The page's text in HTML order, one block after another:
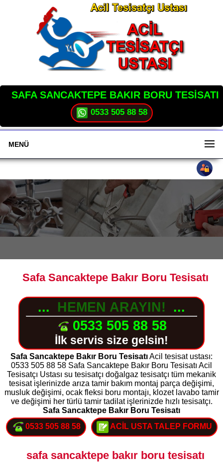
SAFA SANCAKTEPE BAKIR BORU TESİSATI
0533 505 88 58
MENÜ
Safa Sancaktepe Bakır Boru Tesisatı
... HEMEN ARAYIN! ...
0533 505 88 58
İlk servis size gelsin!
Safa Sancaktepe Bakır Boru TesisatıAcil tesisat ustası:
0533 505 88 58 Safa Sancaktepe Bakır Boru Tesisatı Acil
Tesisatçı Ustası su tesisatçı doğalgaz tesisatçı tüm mekanik
tesisat işlerinizde arıza tamir bakım montaj parça değişimi,
musluk değişimi, ocak fleksi boru montajı, klozet lavabo tamir
ve değişimi her türlü tamir tadilat işlerinizde hızlı tesisatçı.
Safa Sancaktepe Bakır Boru Tesisatı
0533 505 88 58
ACİL USTA TALEP FORMU
safa sancaktepe bakır boru tesisatı